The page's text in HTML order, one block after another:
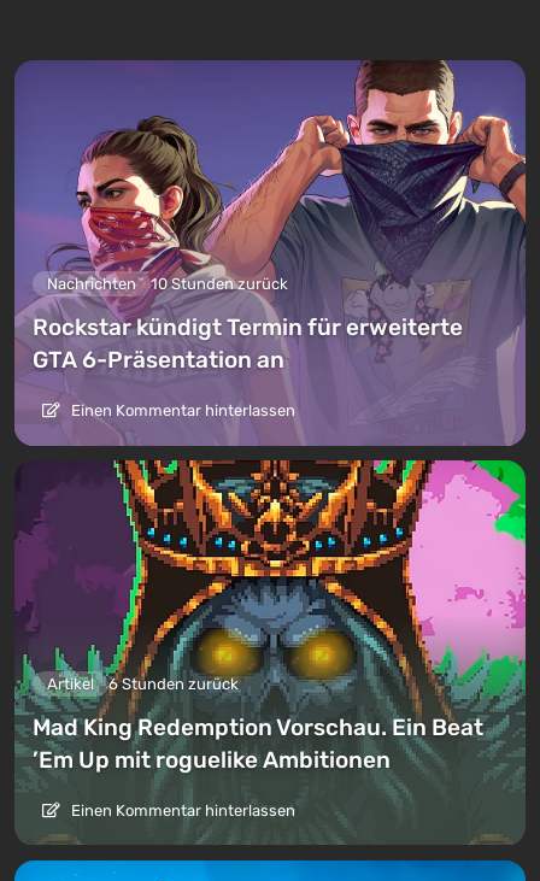
Nachrichten 10 Stunden zurück
Rockstar kündigt Termin für erweiterte
GTA 6-Präsentation an
Einen Kommentar hinterlassen
Artikel 6 Stunden zurück
Mad King Redemption Vorschau. Ein Beat
’Em Up mit roguelike Ambitionen
Einen Kommentar hinterlassen